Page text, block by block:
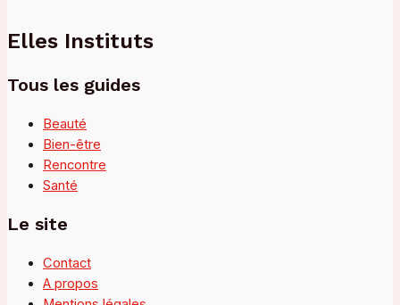
éclatante
hydratée
Elles Instituts
Tous les guides
Beauté
Bien-être
Rencontre
Santé
Le site
Contact
A propos